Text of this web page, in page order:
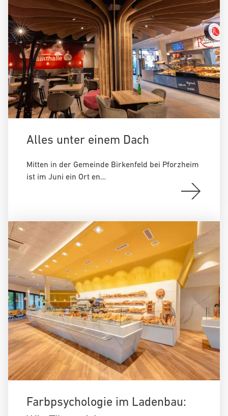
Alles unter einem Dach
Mitten in der Gemeinde Birkenfeld bei Pforzheim
ist im Juni ein Ort en…
Farbpsychologie im Ladenbau: